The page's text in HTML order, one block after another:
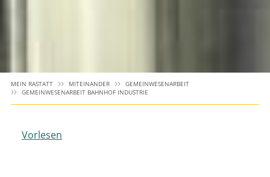
MEIN RASTATT MITEINANDER
GEMEINWESENARBEIT
GEMEINWESENARBEIT BAHNHOF INDUSTRIE
Vorlesen